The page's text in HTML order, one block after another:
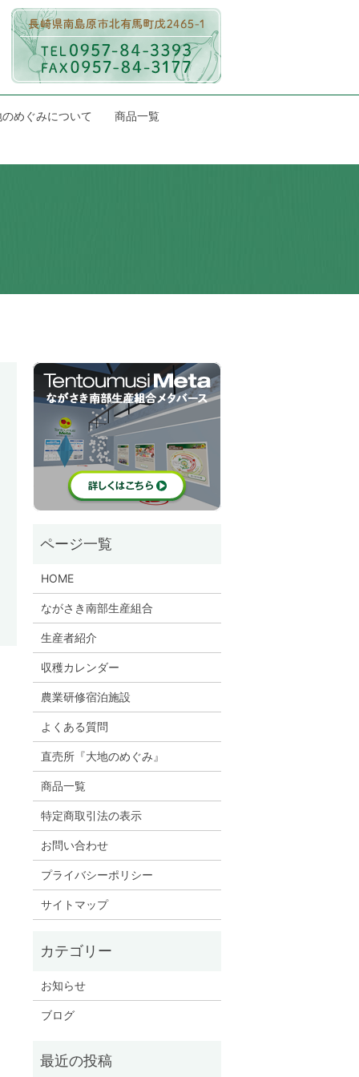
めぐみについて 商品一覧
HOME
ながさき南部生産組合
生産者紹介
収穫カレンダー
農業研修宿泊施設
よくある質問
直売所『大地のめぐみ』
商品一覧
特定商取引法の表示
お問い合わせ
プライバシーポリシー
サイトマップ
お知らせ
ブログ